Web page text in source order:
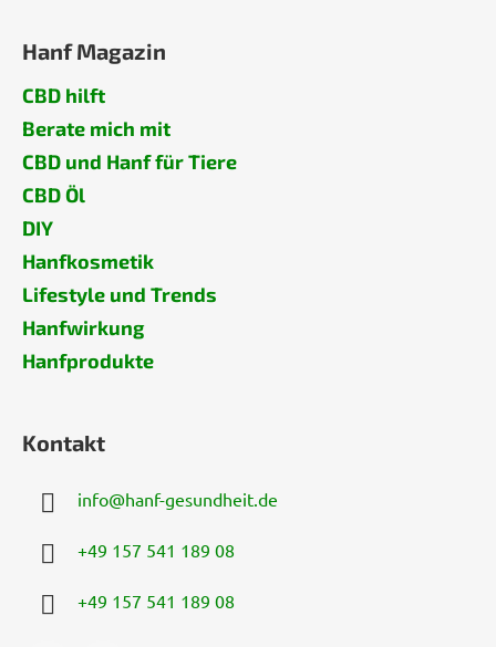
Hanf Magazin
CBD hilft
Berate mich mit
CBD und Hanf für Tiere
CBD Öl
DIY
Hanfkosmetik
Lifestyle und Trends
Hanfwirkung
Hanfprodukte
Kontakt
info@hanf-gesundheit.de
+49 157 541 189 08
+49 157 541 189 08